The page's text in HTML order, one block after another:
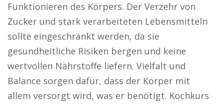
Funktionieren des Körpers. Der Verzehr von
Zucker und stark verarbeiteten Lebensmitteln
sollte eingeschränkt werden, da sie
gesundheitliche Risiken bergen und keine
wertvollen Nährstoffe liefern. Vielfalt und
Balance sorgen dafür, dass der Körper mit
allem versorgt wird, was er benötigt. Kochkurs